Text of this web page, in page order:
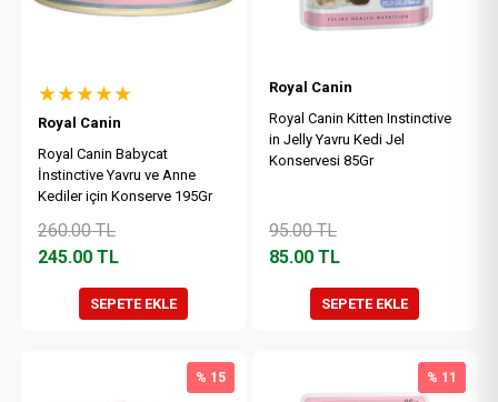
★★★★★
Royal Canin
Royal Canin Babycat
İnstinctive Yavru ve Anne
Kediler için Konserve 195Gr
260.00TL
245.00TL
SEPETE EKLE
Royal Canin
Royal Canin Kitten Instinctive
in Jelly Yavru Kedi Jel
Konservesi 85Gr
95.00TL
85.00 TL
SEPETE EKLE
% 15 % 11